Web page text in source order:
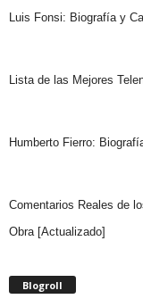
Luis Fonsi: Biografía y
Lista de las Mejores
Humberto Fierro:
Comentarios Reales de
Obra [Actualizado]
Blogroll